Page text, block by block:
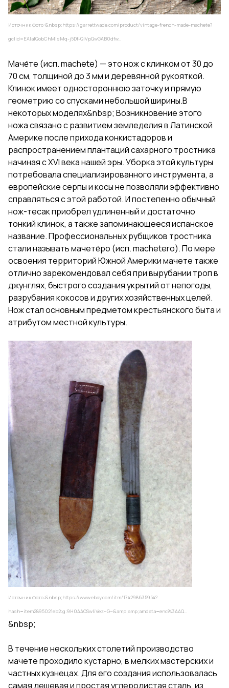
Источник фото:&nbsp;https://garrettwade.com/product/vintage-french-made-machete?
gclid=EAIaIQobChMIsMq-j5Df-QIVpQwGAB0dfw...
Маче́те (исп. machete) — это нож с клинком от 30 до
70 см, толщиной до 3 мм и деревянной рукояткой.
Клинок имеет одностороннюю заточку и прямую
геометрию со спусками небольшой ширины.В
некоторых моделях&nbsp; Возникновение этого
ножа связано с развитием земледелия в Латинской
Америке после прихода конкистадоров и
распространением плантаций сахарного тростника
начиная с XVI века нашей эры. Уборка этой культуры
потребовала специализированного инструмента, а
европейские серпы и косы не позволяли эффективно
справляться с этой работой. И постепенно обычный
нож-тесак приобрел удлиненный и достаточно
тонкий клинок, а также запоминающееся испанское
название. Профессиональных рубщиков тростника
стали называть мачете́ро (исп. machetero). По мере
освоения территорий Южной Америки мачете также
отлично зарекомендовал себя при вырубании троп в
джунглях, быстрого создания укрытий от непогоды,
разрубания кокосов и других хозяйственных целей.
Нож стал основным предметом крестьянского быта и
атрибутом местной культуры.
Источник фото:&nbsp;https://www.ebay.com/itm/174298635954?
hash=item2895021eb2:g:9H0AAOSwIiVez~G~&amp;amp;amdata=enc%3AAQ...
&nbsp;
В течение нескольких столетий производство
мачете проходило кустарно, в мелких мастерских и
частных кузнецах. Для его создания использовалась
самая дешевая и простая углеродистая сталь, из